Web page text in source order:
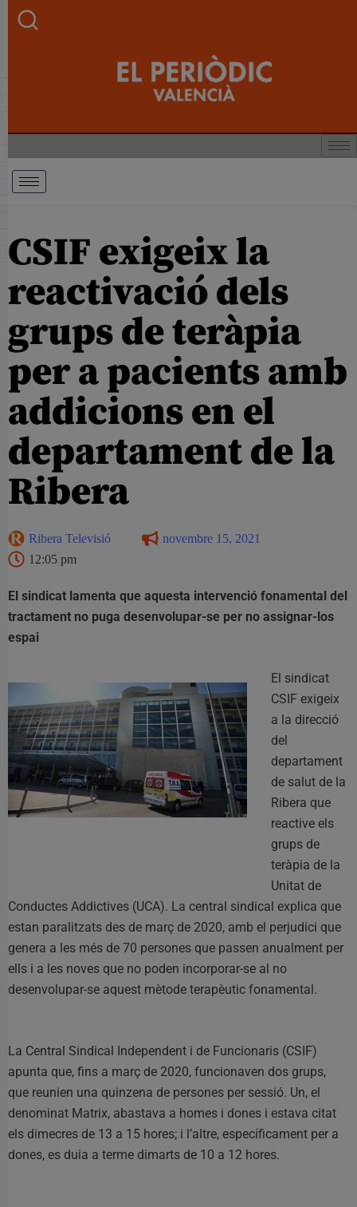
CSIF exigeix la
reactivació dels
grups de teràpia
per a pacients amb
addicions en el
departament de la
Ribera
Ribera Televisió
novembre 15, 2021
12:05 pm
El sindicat lamenta que aquesta intervenció fonamental del
tractament no puga desenvolupar-se per no assignar-los
espai
El sindicat
CSIF exigeix
a la direcció
del
departament
de salut de la
Ribera que
reactive els
grups de
teràpia de la
Unitat de
Conductes Addictives (UCA). La central sindical explica que
estan paralitzats des de març de 2020, amb el perjudici que
genera a les més de 70 persones que passen anualment per
ells i a les noves que no poden incorporar-se al no
desenvolupar-se aquest mètode terapèutic fonamental.
La Central Sindical Independent i de Funcionaris (CSIF)
apunta que, fins a març de 2020, funcionaven dos grups,
que reunien una quinzena de persones per sessió. Un, el
denominat Matrix, abastava a homes i dones i estava citat
els dimecres de 13 a 15 hores; i l’altre, específicament per a
dones, es duia a terme dimarts de 10 a 12 hores.